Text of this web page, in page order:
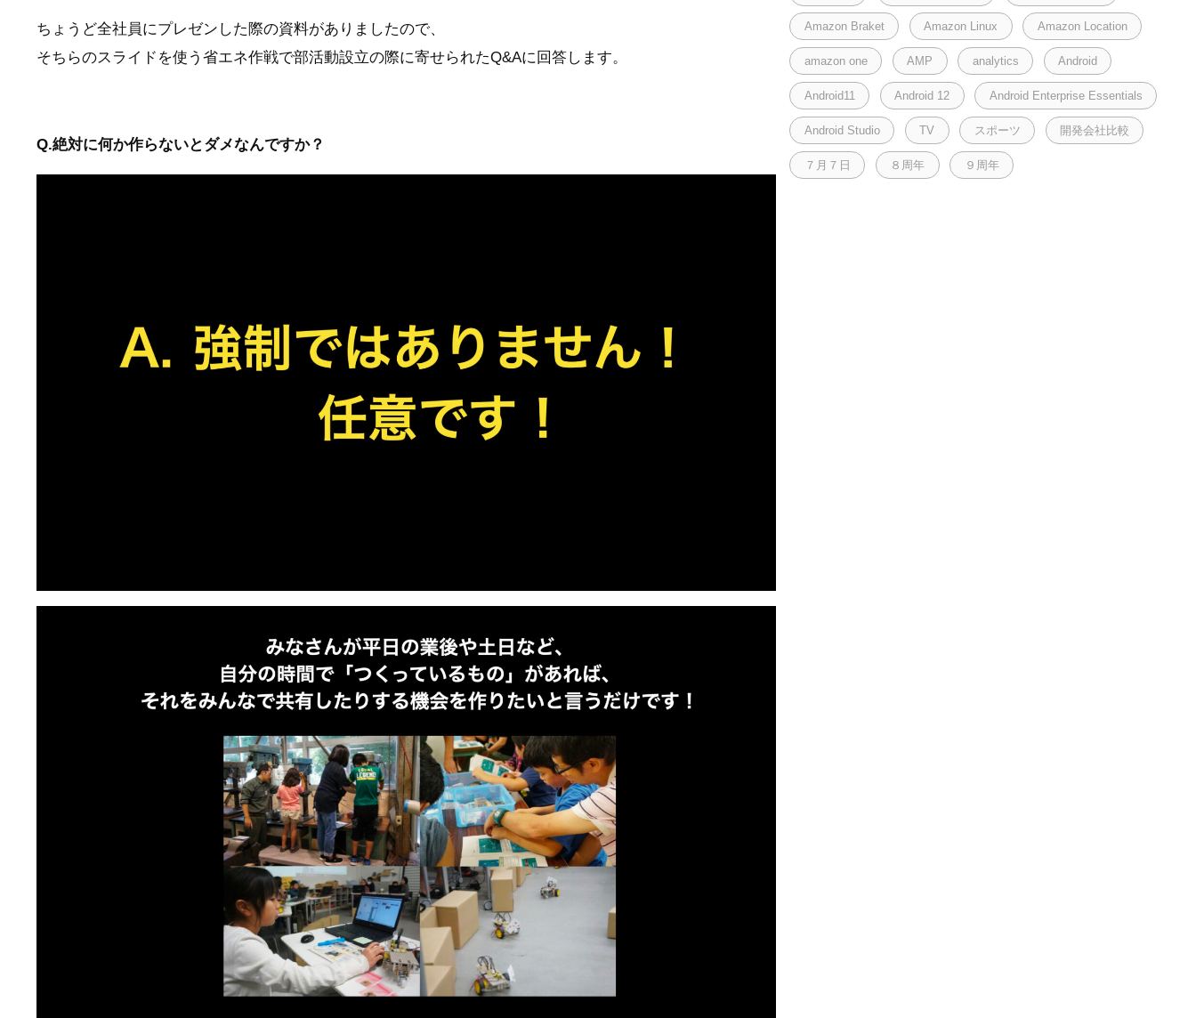
ちょうど全社員にプレゼンした際の資料がありましたので、
そちらのスライドを使う省エネ作戦で部活動設立の際に寄せられたQ&Aに回答します。
Q.絶対に何か作らないとダメなんですか？
Amazon Braket Amazon Linux Amazon Location
amazon one AMP analytics Android
Android11 Android 12 Android Enterprise Essentials
Android Studio TV スポーツ 開発会社比較
７月７日 ８周年 ９周年